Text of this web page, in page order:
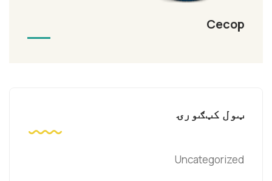
Cecop
ټول کټګورۍ
Uncategorized